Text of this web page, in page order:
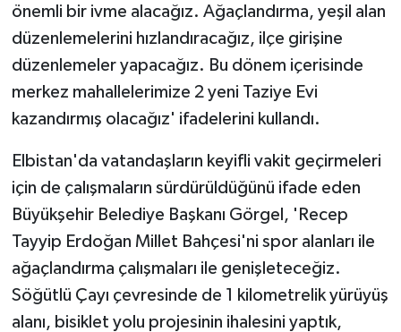
önemli bir ivme alacağız. Ağaçlandırma, yeşil alan
düzenlemelerini hızlandıracağız, ilçe girişine
düzenlemeler yapacağız. Bu dönem içerisinde
merkez mahallelerimize 2 yeni Taziye Evi
kazandırmış olacağız' ifadelerini kullandı.
Elbistan'da vatandaşların keyifli vakit geçirmeleri
için de çalışmaların sürdürüldüğünü ifade eden
Büyükşehir Belediye Başkanı Görgel, 'Recep
Tayyip Erdoğan Millet Bahçesi'ni spor alanları ile
ağaçlandırma çalışmaları ile genişleteceğiz.
Söğütlü Çayı çevresinde de 1 kilometrelik yürüyüş
alanı, bisiklet yolu projesinin ihalesini yaptık,